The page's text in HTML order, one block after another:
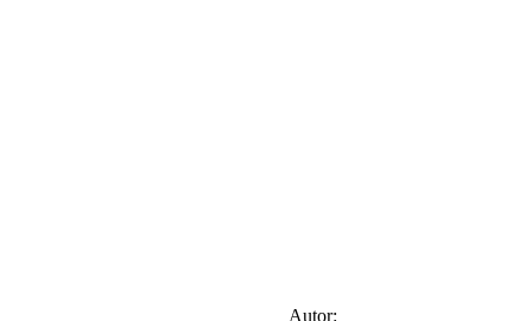
Autor: